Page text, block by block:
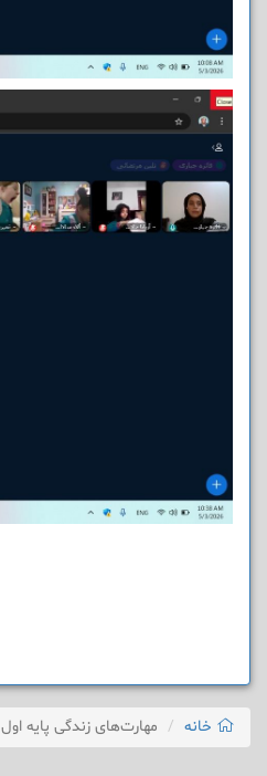
خانه مهارت‌های زندگی پایه اول